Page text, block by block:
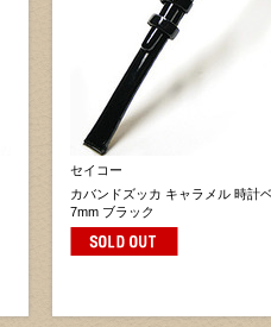
セイコー
カバンドズッカ キャラメル 時計
7mm ブラック